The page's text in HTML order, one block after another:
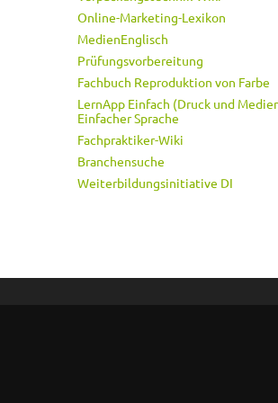
Online-Marketing-Lexikon
MedienEnglisch
Prüfungsvorbereitung
Fachbuch Reproduktion von Farbe
LernApp Einfach (Druck und
Einfacher Sprache
Fachpraktiker-Wiki
Branchensuche
Weiterbildungsinitiative DI